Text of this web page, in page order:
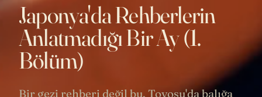
Japonya'da Rehberlerin
Anlatmadığı Bir Ay (1.
Bölüm)
Bir gezi rehberi değil bu. Toyosu'da balığa